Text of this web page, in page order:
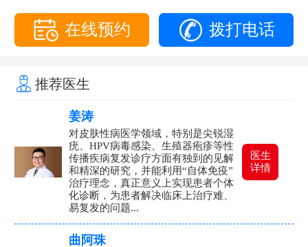
在线预约 拨打电话
推荐医生
姜涛
对皮肤性病医学领域，特别是尖锐湿
疣、HPV病毒感染、生殖器疱疹等性
传播疾病复发诊疗方面有独到的见解
和精深的研究，并能利用“自体免疫”
治疗理念，真正意义上实现患者个体
化诊断，为患者解决临床上治疗难、
易复发的问题...
医生
详情
曲阿珠